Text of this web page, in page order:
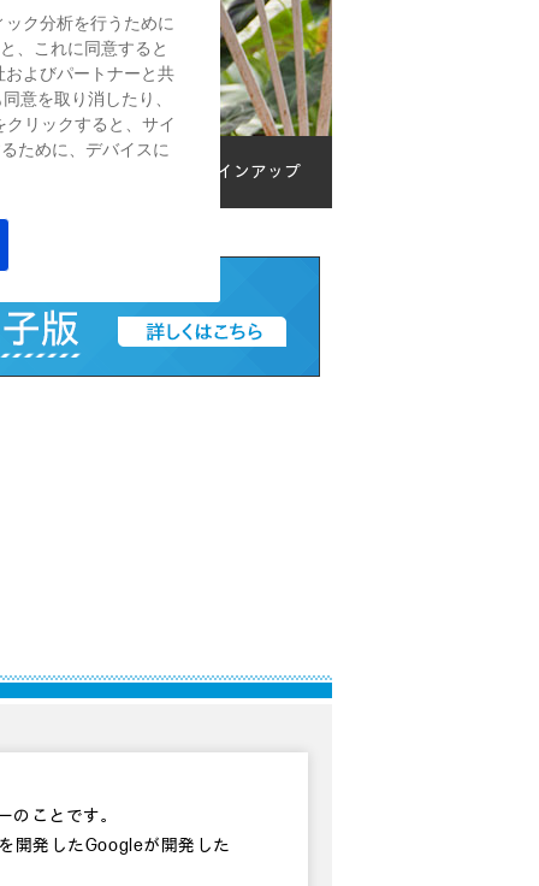
HPのChromebookラインアップ
ことです。
開発したGoogleが開発した
ク分析を行うために
、これに同意すると
よびパートナーと共
意を取り消したり、
クリックすると、サイ
ために、デバイスに